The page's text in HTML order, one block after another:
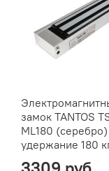
замок TANTOS
ML180 (серебро)
удержание 180